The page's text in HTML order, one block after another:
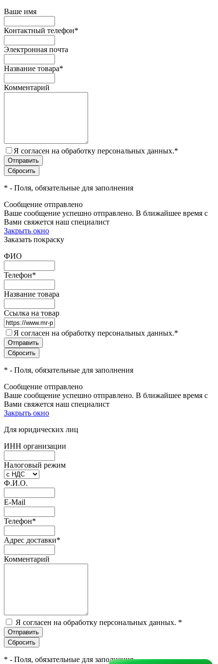
Ваше имя
Контактный телефон*
Электронная почта
Название товара*
Комментарий
Я согласен на обработку персональных данных.*
* - Поля, обязательные для заполнения
Сообщение отправлено
Ваше сообщение успешно отправлено. В ближайшее время с
Вами свяжется наш специалист
Закрыть окно
Заказать покраску
ФИО
Телефон*
Название товара
Ссылка на товар
Я согласен на обработку персональных данных.*
* - Поля, обязательные для заполнения
Сообщение отправлено
Ваше сообщение успешно отправлено. В ближайшее время с
Вами свяжется наш специалист
Закрыть окно
Для юридических лиц
ИНН организации
Налоговый режим
Ф.И.О.
E-Mail
Телефон*
Адрес доставки*
Комментарий
Я согласен на обработку персональных данных. *
* - Поля, обязательные для заполнения